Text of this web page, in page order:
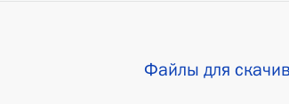
Файлы для